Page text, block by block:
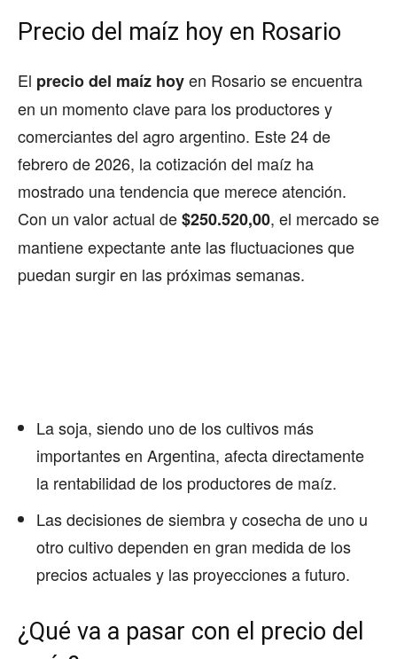
Precio del maíz hoy en Rosario
El precio del maíz hoyen Rosario se encuentra
en un momento clave para los productores y
comerciantes del agro argentino. Este 24 de
febrero de 2026, la cotización del maíz ha
mostrado una tendencia que merece atención.
Con un valor actual de$250.520,00, el mercado se
mantiene expectante ante las fluctuaciones que
puedan surgir en las próximas semanas.
La soja, siendo uno de los cultivos más
importantes en Argentina, afecta directamente
la rentabilidad de los productores de maíz.
Las decisiones de siembra y cosecha de uno u
otro cultivo dependen en gran medida de los
precios actuales y las proyecciones a futuro.
¿Qué va a pasar con el precio del